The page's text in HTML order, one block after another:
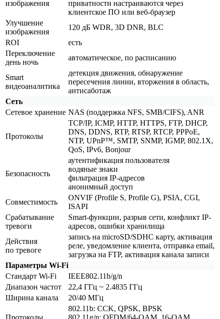
изображения
приватности настраиваются через
клиентское ПО или веб-браузер
Улучшение
изображения
120 дБ WDR, 3D DNR, BLC
ROI
есть
Переключение
день ночь
автоматическое, по расписанию
Smart
видеоаналитика
детекция движения, обнаружение
пересечения линии, вторжения в область,
антисаботаж
Сеть
Сетевое хранение NAS (поддержка NFS, SMB/CIFS), ANR
Протоколы
TCP/IP, ICMP, HTTP, HTTPS, FTP, DHCP,
DNS, DDNS, RTP, RTSP, RTCP, PPPoE,
NTP, UPnP™, SMTP, SNMP, IGMP, 802.1X,
QoS, IPv6, Bonjour
Безопасность
аутентификация пользователя
водяные знаки
фильтрация IP-адресов
анонимный доступ
Совместимость
ONVIF (Profile S, Profile G), PSIA, CGI,
ISAPI
Срабатывание
тревоги
Smart-функции, разрыв сети, конфликт IP-
адресов, ошибки хранилища
Действия
по тревоге
запись на microSD/SDHC карту, активация
реле, уведомление клиента, отправка email,
загрузка на FTP, активация канала записи
Параметры Wi-Fi
Стандарт Wi-Fi
IEEE802.11b/g/n
Диапазон частот
22,4 ГГц ~ 2.4835 ГГц
Ширина канала
20/40 МГц
Протоколы
802.11b: CCK, QPSK, BPSK
802.11g/n: OFDM/64-QAM, 16-QAM,